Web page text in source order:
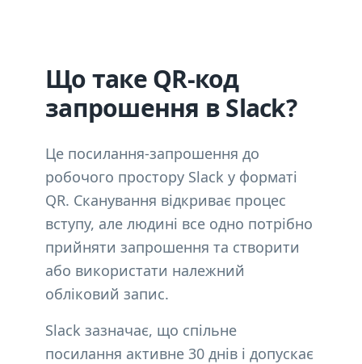
Що таке QR-код
запрошення в Slack?
Це посилання-запрошення до
робочого простору Slack у форматі
QR. Сканування відкриває процес
вступу, але людині все одно потрібно
прийняти запрошення та створити
або використати належний
обліковий запис.
Slack зазначає, що спільне
посилання активне 30 днів і допускає